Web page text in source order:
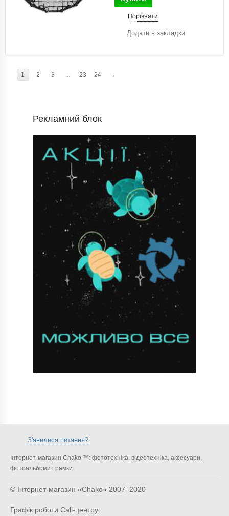
Порівняти
Додати в закладки
1 2 3 23 24 →
Рекламний блок
З'явилися питання?
Інтернет-магазин Chako ™: фототехніка, відеотехніка, аксесуари,
фотоальбоми і рамки.
© Інтернет-магазин «Chako» 2007–2020
Графік роботи Call-центру: